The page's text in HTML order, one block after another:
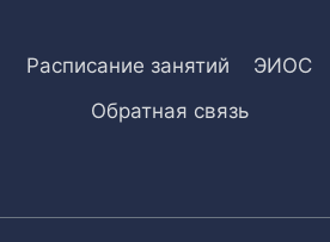
Расписание занятий
ЭИОС
Обратная связь